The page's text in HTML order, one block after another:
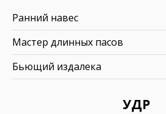
УДР
Ранний навес
Мастер длинных пасов
Бьющий издалека